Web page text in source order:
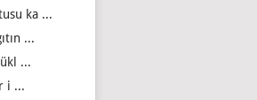
ka ...
...
...
i ...